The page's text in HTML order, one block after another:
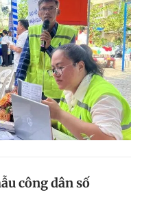
công dân số